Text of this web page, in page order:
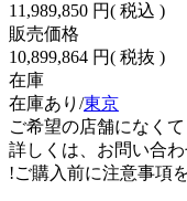
11,989,850 円( 税込 )
販売価格
10,899,864 円( 税抜 )
在庫
在庫あり/東京
ご希望の店舗になく
詳しくは、お問い合わ
!ご購入前に注意事項